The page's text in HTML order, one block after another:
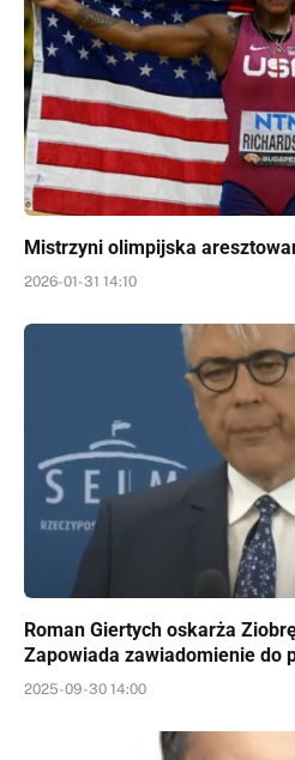
Mistrzyni olimpijska
2026-01-31 14:10
Roman Giertych oskarża
Zapowiada zawiadomienie do
2025-09-30 14:00